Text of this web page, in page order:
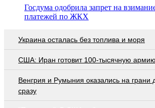
Госдума одобрила запрет на
платежей по ЖКХ
Украина осталась без топлива и моря
США: Иран готовит 100-тысячную
Венгрия и Румыния оказались на грани
сразу